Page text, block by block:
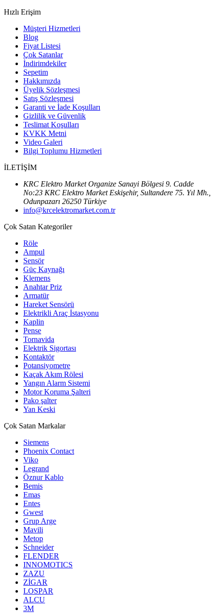
Hızlı Erişim
Müşteri Hizmetleri
Blog
Fiyat Listesi
Çok Satanlar
İndirimdekiler
Sepetim
Hakkımızda
Üyelik Sözleşmesi
Satış Sözleşmesi
Garanti ve İade Koşulları
Gizlilik ve Güvenlik
Teslimat Koşulları
KVKK Metni
Video Galeri
Bilgi Toplumu Hizmetleri
İLETİŞİM
KRC Elektro Market Organize Sanayi Bölgesi 9. Cadde
No:23 KRC Elektro Market Eskişehir, Sultandere 75. Yıl Mh.,
Odunpazarı 26250 Türkiye
info@krcelektromarket.com.tr
Çok Satan Kategoriler
Röle
Ampul
Sensör
Güç Kaynağı
Klemens
Anahtar Priz
Armatür
Hareket Sensörü
Elektrikli Araç İstasyonu
Kaplin
Pense
Tornavida
Elektrik Sigortası
Kontaktör
Potansiyometre
Kaçak Akım Rölesi
Yangın Alarm Sistemi
Motor Koruma Şalteri
Pako şalter
Yan Keski
Çok Satan Markalar
Siemens
Phoenix Contact
Viko
Legrand
Öznur Kablo
Bemis
Emas
Entes
Gwest
Grup Arge
Mavili
Metop
Schneider
FLENDER
INNOMOTICS
ZAZU
ZİGAR
LOSPAR
ALCU
3M